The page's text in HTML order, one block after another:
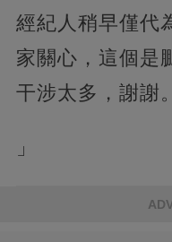
經紀人稍早僅代
家關心，這個是
干涉太多，謝謝。
」